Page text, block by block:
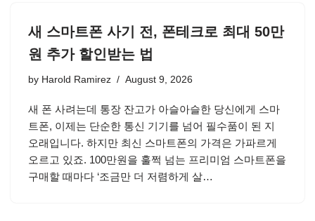
새 스마트폰 사기 전, 폰테크로 최대 50만
원 추가 할인받는 법
by Harold Ramirez August 9, 2026
새 폰 사려는데 통장 잔고가 아슬아슬한 당신에게 스마
트폰, 이제는 단순한 통신 기기를 넘어 필수품이 된 지
오래입니다. 하지만 최신 스마트폰의 가격은 가파르게
오르고 있죠. 100만원을 훌쩍 넘는 프리미엄 스마트폰을
구매할 때마다 ‘조금만 더 저렴하게 살…